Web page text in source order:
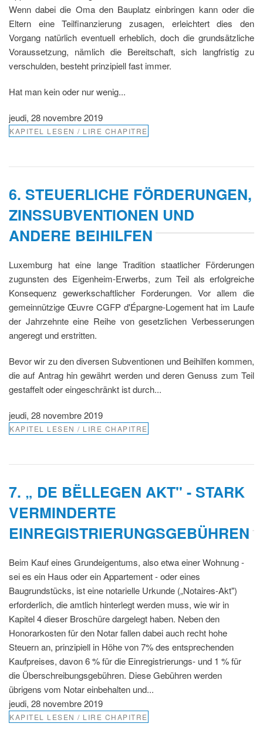
Wenn dabei die Oma den Bauplatz einbringen kann oder die
Eltern eine Teilfinanzierung zusagen, erleichtert dies den
Vorgang natürlich eventuell erheblich, doch die grundsätzliche
Voraussetzung, nämlich die Bereitschaft, sich langfristig zu
verschulden, besteht prinzipiell fast immer.
Hat man kein oder nur wenig...
jeudi, 28 novembre 2019
KAPITEL LESEN / LIRE CHAPITRE
6. STEUERLICHE FÖRDERUNGEN,
ZINSSUBVENTIONEN UND
ANDERE BEIHILFEN
Luxemburg hat eine lange Tradition staatlicher Förderungen
zugunsten des Eigenheim-Erwerbs, zum Teil als erfolgreiche
Konsequenz gewerkschaftlicher Forderungen. Vor allem die
gemeinnützige Œuvre CGFP d'Épargne-Logement hat im Laufe
der Jahrzehnte eine Reihe von gesetzlichen Verbesserungen
angeregt und erstritten.
Bevor wir zu den diversen Subventionen und Beihilfen kommen,
die auf Antrag hin gewährt werden und deren Genuss zum Teil
gestaffelt oder eingeschränkt ist durch...
jeudi, 28 novembre 2019
KAPITEL LESEN / LIRE CHAPITRE
7. „ DE BËLLEGEN AKT" - STARK
VERMINDERTE
EINREGISTRIERUNGSGEBÜHREN
Beim Kauf eines Grundeigentums, also etwa einer Wohnung -
sei es ein Haus oder ein Appartement - oder eines
Baugrundstücks, ist eine notarielle Urkunde („Notaires-Akt")
erforderlich, die amtlich hinterlegt werden muss, wie wir in
Kapitel 4 dieser Broschüre dargelegt haben. Neben den
Honorarkosten für den Notar fallen dabei auch recht hohe
Steuern an, prinzipiell in Höhe von 7% des entsprechenden
Kaufpreises, davon 6 % für die Einregistrierungs- und 1 % für
die Überschreibungsgebühren. Diese Gebühren werden
übrigens vom Notar einbehalten und...
jeudi, 28 novembre 2019
KAPITEL LESEN / LIRE CHAPITRE